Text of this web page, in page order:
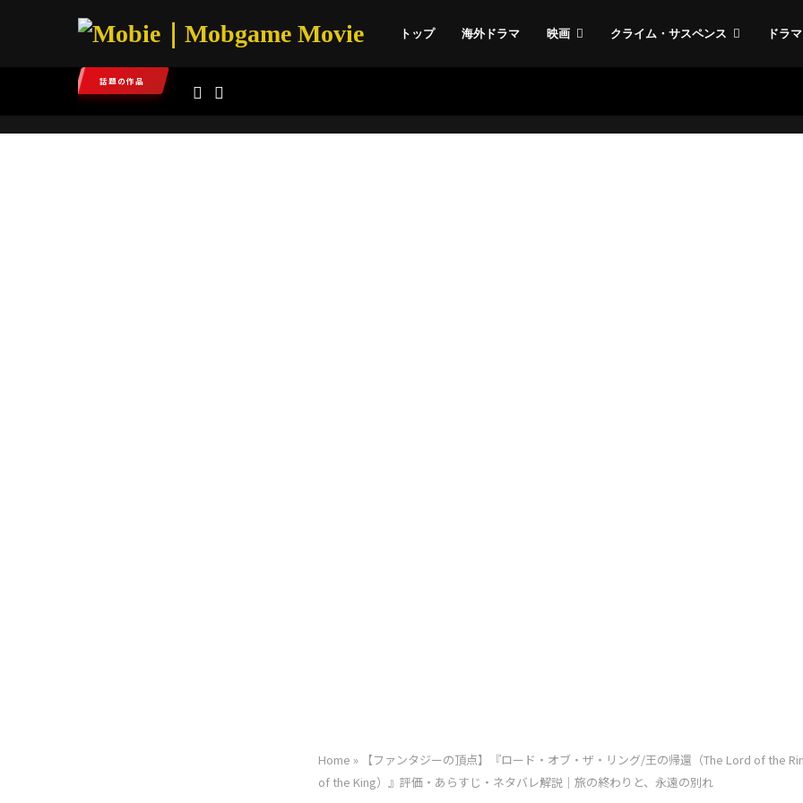
トップ 海外ドラマ 映画 クライム・サスペンス ドラマ
話題の作品
Home »
【ファンタジーの頂点】『ロード・オブ・ザ・リング/王の帰還（The Lord of the
of the King）』評価・あらすじ・ネタバレ解説｜旅の終わりと、永遠の別れ